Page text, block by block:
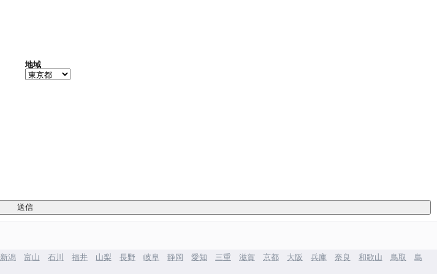
地域
新潟 富山 石川 福井 山梨 長野 岐阜 静岡 愛知 三重 滋賀 京都 大阪 兵庫 奈良 和歌山 鳥取
島